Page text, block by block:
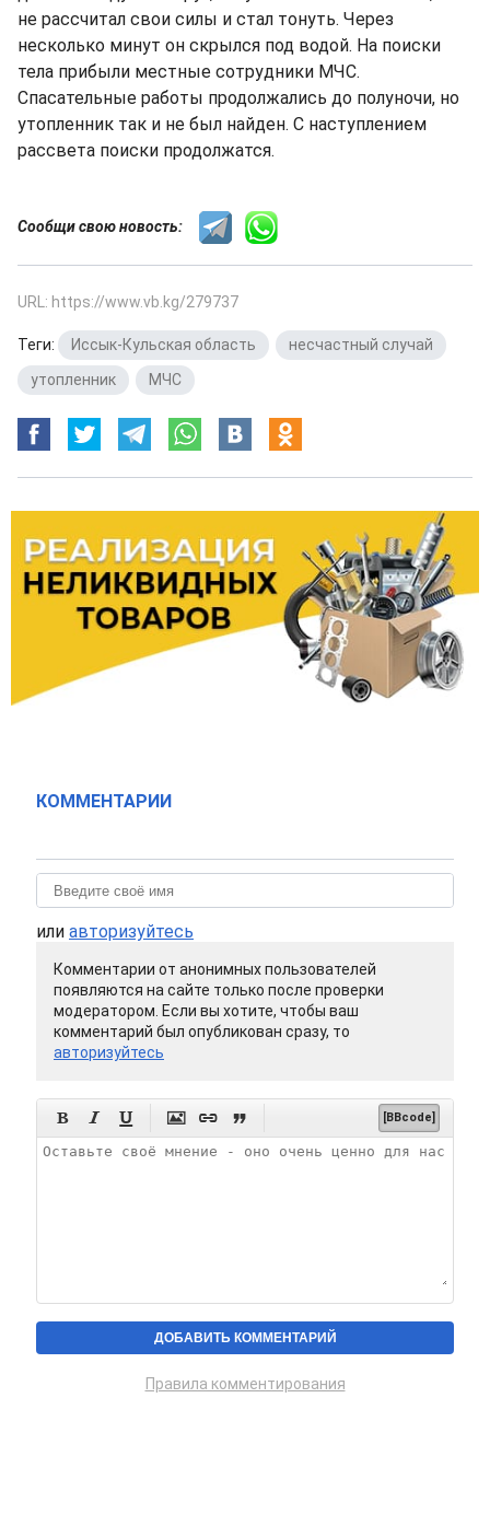
не рассчитал свои силы и стал тонуть. Через
несколько минут он скрылся под водой. На поиски
тела прибыли местные сотрудники МЧС.
Спасательные работы продолжались до полуночи, но
утопленник так и не был найден. С наступлением
рассвета поиски продолжатся.
Сообщи свою новость:
URL: https://www.vb.kg/279737
Теги: Иссык-Кульская область несчастный случай
утопленник
МЧС
КОММЕНТАРИИ
или авторизуйтесь
Комментарии от анонимных пользователей
появляются на сайте только после проверки
модератором. Если вы хотите, чтобы ваш
комментарий был опубликован сразу, то
авторизуйтесь
      [BBcode]
Правила комментирования